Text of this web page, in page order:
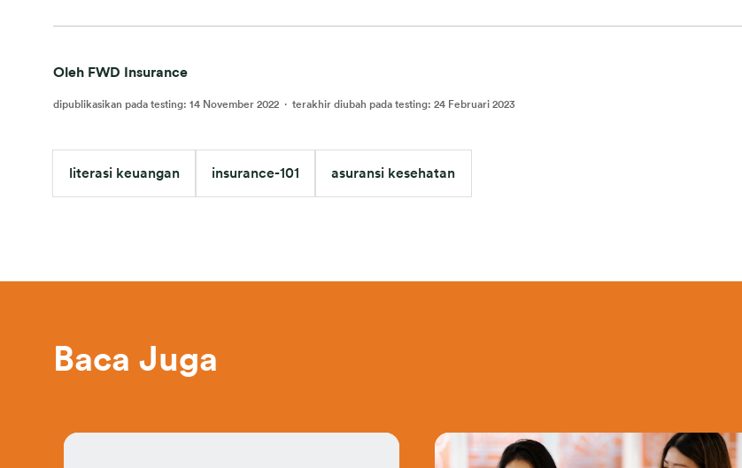
Oleh FWD Insurance
dipublikasikan pada testing: 14 November 2022 · terakhir diubah pada testing: 24 Februari 2023
literasi keuangan insurance-101 asuransi kesehatan
Baca Juga